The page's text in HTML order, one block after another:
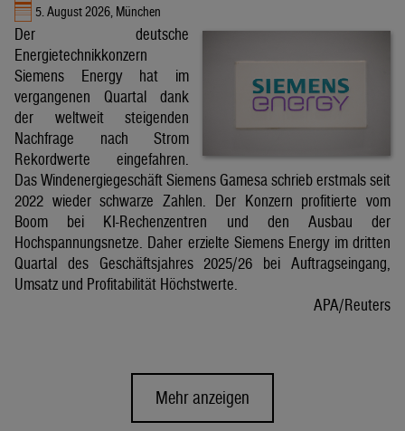
5. August 2026, München
Der deutsche
Energietechnikkonzern
Siemens Energy hat im
vergangenen Quartal dank
der weltweit steigenden
Nachfrage nach Strom
Rekordwerte eingefahren.
Das Windenergiegeschäft Siemens Gamesa schrieb erstmals seit
2022 wieder schwarze Zahlen. Der Konzern profitierte vom
Boom bei KI-Rechenzentren und den Ausbau der
Hochspannungsnetze. Daher erzielte Siemens Energy im dritten
Quartal des Geschäftsjahres 2025/26 bei Auftragseingang,
Umsatz und Profitabilität Höchstwerte.
APA/Reuters
Mehr anzeigen